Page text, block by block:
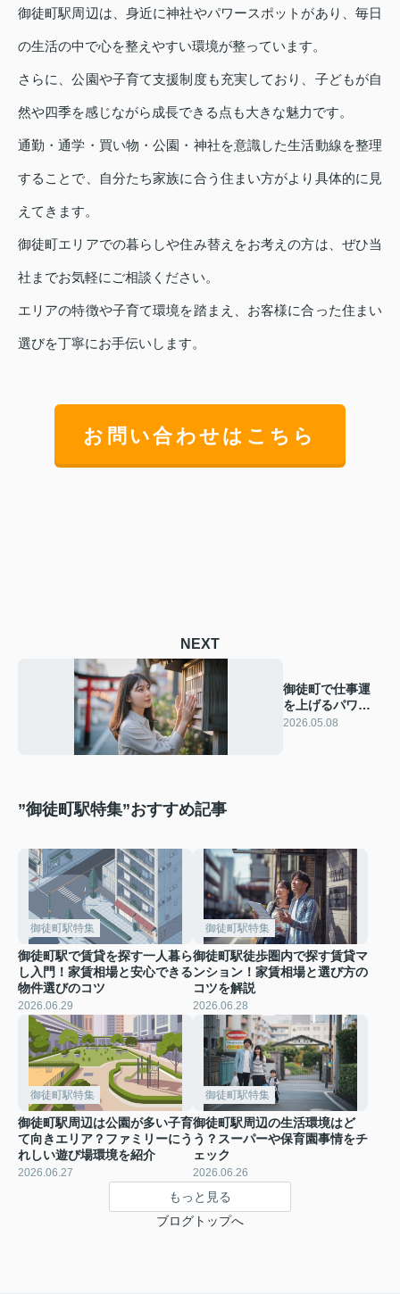
御徒町駅周辺は、身近に神社やパワースポットがあり、毎日
の生活の中で心を整えやすい環境が整っています。
さらに、公園や子育て支援制度も充実しており、子どもが自
然や四季を感じながら成長できる点も大きな魅力です。
通勤・通学・買い物・公園・神社を意識した生活動線を整理
することで、自分たち家族に合う住まい方がより具体的に見
えてきます。
御徒町エリアでの暮らしや住み替えをお考えの方は、ぜひ当
社までお気軽にご相談ください。
エリアの特徴や子育て環境を踏まえ、お客様に合った住まい
選びを丁寧にお手伝いします。
お問い合わせはこちら
NEXT
御徒町で仕事運
を上げるパワー
スポットは？恋
2026.05.08
”御徒町駅特集”おすすめ記事
御徒町駅特集
御徒町駅で賃貸を探す一人暮ら
し入門！家賃相場と安心できる
物件選びのコツ
2026.06.29
御徒町駅特集
御徒町駅徒歩圏内で探す賃貸マ
ンション！家賃相場と選び方の
コツを解説
2026.06.28
御徒町駅特集
御徒町駅周辺は公園が多い子育
て向きエリア？ファミリーにう
れしい遊び場環境を紹介
2026.06.27
御徒町駅特集
御徒町駅周辺の生活環境はど
う？スーパーや保育園事情をチ
ェック
2026.06.26
もっと見る
ブログトップへ